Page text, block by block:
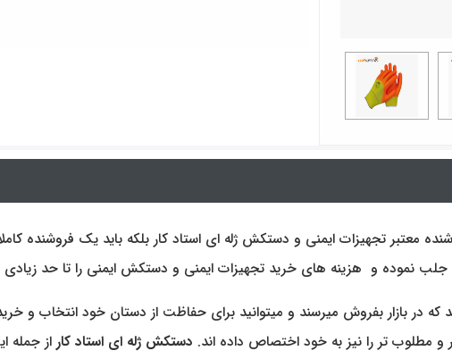
معتبر تجهیزات ایمنی و دستکش ژله ای استاد کار بلکه باید یک فروشنده
نموده و هزینه های خرید تجهیزات ایمنی و دستکش ایمنی را تا حد زیادی
در بازار بفروش میرسند و میتوانید برای حفاظت از دستان خود انتخاب و
و مطلوب تر را نیز به خود اختصاص داده اند. دستکش ژله ای استاد کار از جمله